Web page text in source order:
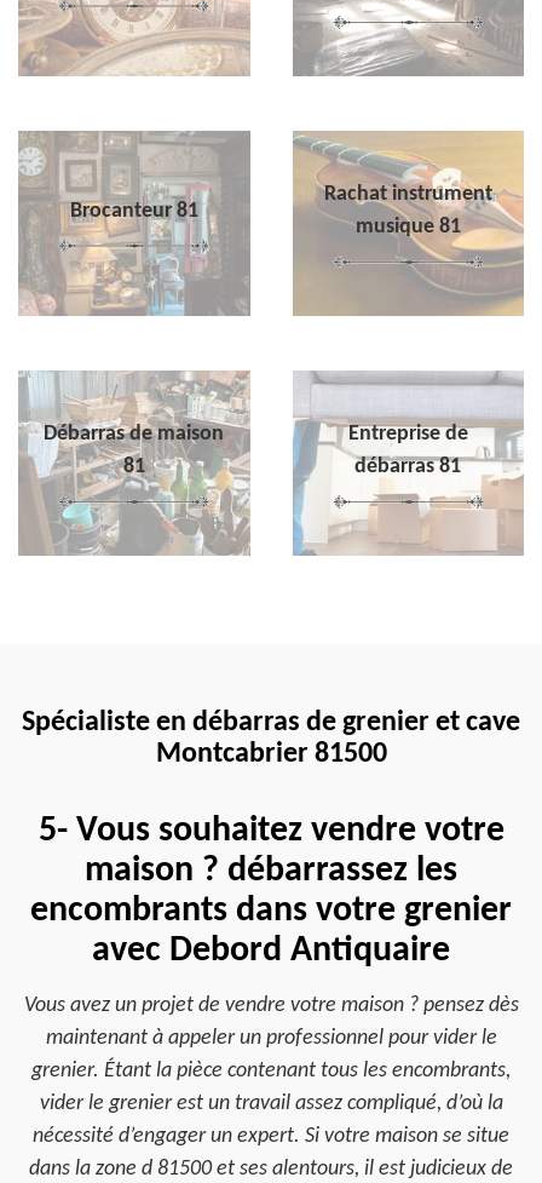
Brocanteur 81
Rachat instrument
musique 81
Débarras de maison
81
Entreprise de
débarras 81
Spécialiste en débarras de grenier et cave
Montcabrier 81500
5- Vous souhaitez vendre votre
maison ? débarrassez les
encombrants dans votre grenier
avec Debord Antiquaire
Vous avez un projet de vendre votre maison ? pensez dès
maintenant à appeler un professionnel pour vider le
grenier. Étant la pièce contenant tous les encombrants,
vider le grenier est un travail assez compliqué, d’où la
nécessité d’engager un expert. Si votre maison se situe
dans la zone d 81500 et ses alentours, il est judicieux de